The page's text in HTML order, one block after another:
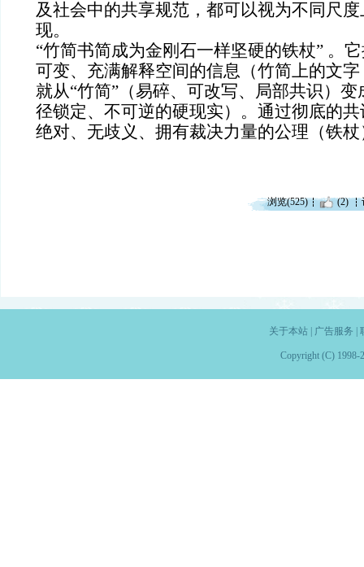
及社会中的共享规范，都可以视为不同尺
现。
“竹简书简成为金刚石一样坚硬的铁杖” 。
可变、充满解释空间的信息（竹简上的文
就从“竹简”（易碎、可改写、局部共识）变
径锁定、不可逆的硬现实）。通过彻底的
绝对、无歧义、拥有裁决力量的公理（铁
浏览(525) (2)
关于本站| 广告服务
Copyright (C) 1998-